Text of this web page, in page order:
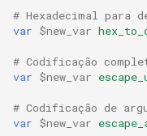
# Hexadecimal para
var $new_var
# Codificação
var $new_var
# Codificação de
var $new_var